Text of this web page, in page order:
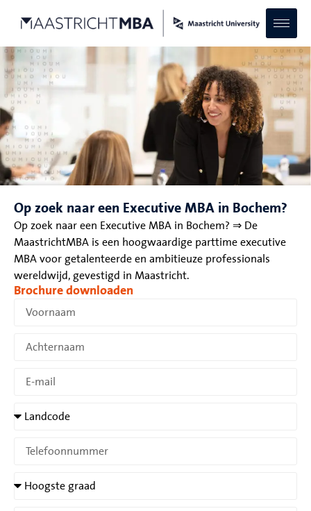
Op zoek naar een Executive MBA in Bochem?
Op zoek naar een Executive MBA in Bochem? ⇒ De
MaastrichtMBA is een hoogwaardige parttime executive
MBA voor getalenteerde en ambitieuze professionals
wereldwijd, gevestigd in Maastricht.
Brochure downloaden